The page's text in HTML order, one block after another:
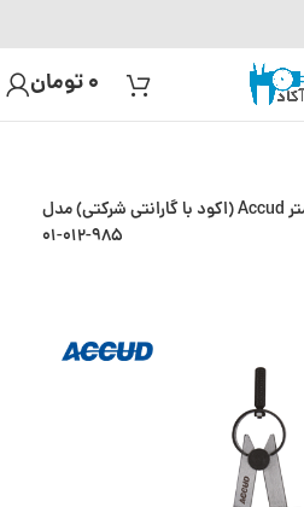
0تومان
پرگار خط کشی 30 سانتی متر Accud (اکود با گارانتی شرکتی) مدل
985-012-01